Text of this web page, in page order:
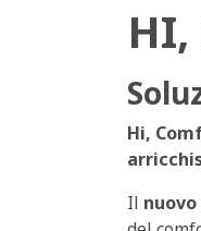
HI,
Hi,
Il